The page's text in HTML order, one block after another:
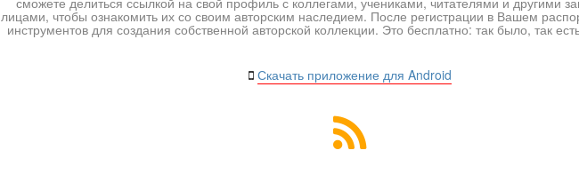
лицами, чтобы ознакомить их со своим авторским наследием. После регистрации в Вашем
инструментов для создания собственной авторской коллекции. Это бесплатно: так было, так
Скачать приложение для Android